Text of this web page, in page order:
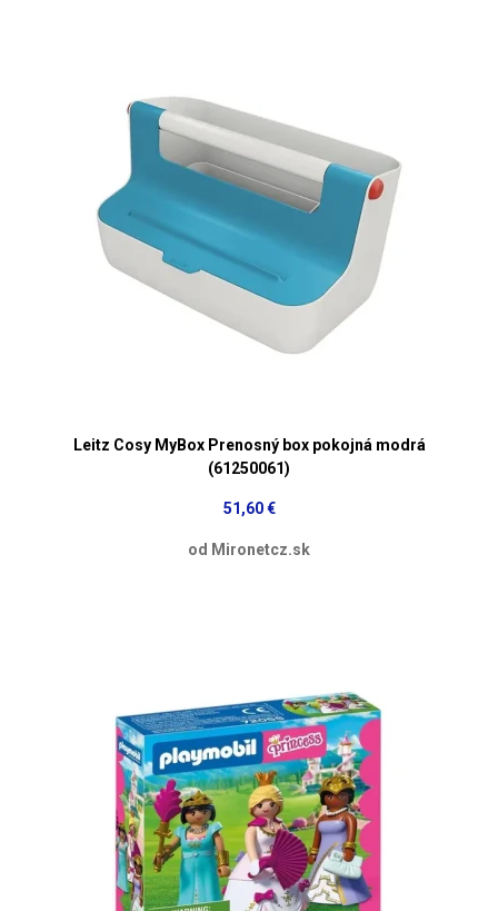
Leitz Cosy MyBox Prenosný box pokojná modrá
(61250061)
51,60 €
od Mironetcz.sk